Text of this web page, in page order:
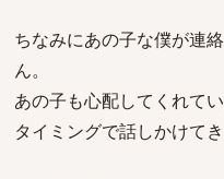
ちなみにあの子な僕が連
ん。
あの子も心配してくれて
タイミングで話しかけてき